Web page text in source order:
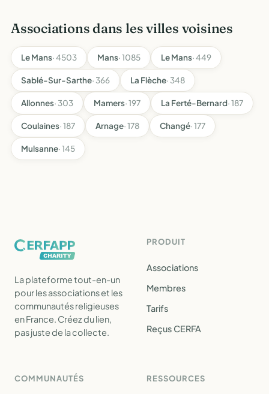
Associations dans les villes voisines
Le Mans· 4503 Mans· 1085 Le Mans· 449
Sablé-Sur-Sarthe· 366 La Flèche· 348
Allonnes· 303 Mamers· 197 La Ferté-Bernard· 187
Coulaines· 187 Arnage· 178 Changé· 177
Mulsanne· 145
La plateforme tout-en-un
pour les associations et les
communautés religieuses
en France. Créez du lien,
pas juste de la collecte.
PRODUIT
Associations
Membres
Tarifs
Reçus CERFA
COMMUNAUTÉS RESSOURCES